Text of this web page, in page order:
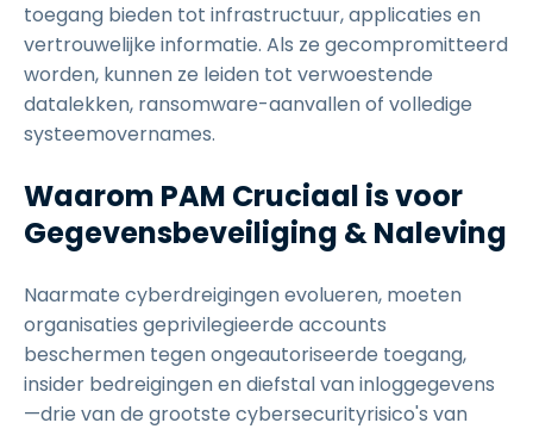
toegang bieden tot infrastructuur, applicaties en
vertrouwelijke informatie. Als ze gecompromitteerd
worden, kunnen ze leiden tot verwoestende
datalekken, ransomware-aanvallen of volledige
systeemovernames.
Waarom PAM Cruciaal is voor
Gegevensbeveiliging & Naleving
Naarmate cyberdreigingen evolueren, moeten
organisaties geprivilegieerde accounts
beschermen tegen ongeautoriseerde toegang,
insider bedreigingen en diefstal van inloggegevens
—drie van de grootste cybersecurityrisico's van